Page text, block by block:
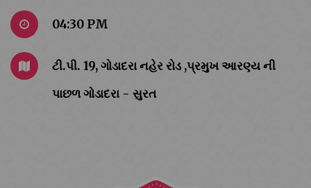
04:30 PM
ટી.પી. 19, ગોડાદરા નહેર રોડ ,પ્રમુખ આરણ્ય ની
પાછળ ગોડાદરા - સુરત